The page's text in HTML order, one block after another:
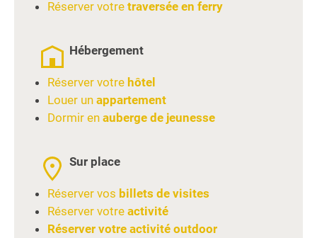
Réserver votre traversée en ferry
Hébergement
Réserver votre hôtel
Louer un appartement
Dormir en auberge de jeunesse
Sur place
Réserver vos billets de visites
Réserver votre activité
Réserver votre activité outdoor